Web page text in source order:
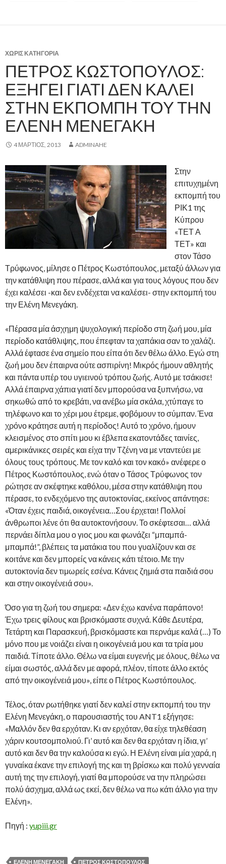
ΧΩΡΊΣ ΚΑΤΗΓΟΡΊΑ
ΠΈΤΡΟΣ ΚΩΣΤΌΠΟΥΛΟΣ:
ΕΞΗΓΕΊ ΓΙΑΤΊ ΔΕΝ ΚΑΛΕΊ
ΣΤΗΝ ΕΚΠΟΜΠΉ ΤΟΥ ΤΗΝ
ΕΛΈΝΗ ΜΕΝΕΓΆΚΗ
4 ΜΆΡΤΙΟΣ, 2013 ADMINAHE
Στην
επιτυχημένη
εκπομπή του
ΡΙΚ1 της
Κύπρου
«ΤΕΤ Α
ΤΕΤ» και
στον Τάσο
Τρύφωνος, μίλησε ο Πέτρος Κωστόπουλος, μεταξύ άλλων για
την κατάθλιψη που πέρασε, αλλά και για τους λόγους που δεν
έχει καλέσει -και δεν ενδέχεται να καλέσει- στην εκπομπή του
την Ελένη Μενεγάκη.
«Πέρασα μία άσχημη ψυχολογική περίοδο στη ζωή μου, μία
περίοδο κατάθλιψης, που έπεφταν τα χαπάκια σαν το χαλάζι.
Αλλά έφτασε ένα σημείο που είπα ότι δεν θέλω άλλο. Εγώ στη
ζωή μου δεν έπαιρνα ούτε ασπιρίνη! Μικρός ήμουν αθλητής
και πάντα υπέρ του υγιεινού τρόπου ζωής. Αυτό με τσάκισε!
Αλλά έπαιρνα χάπια γιατί δεν μπορούσα να ξυπνήσω, να
σηκωθώ από το κρεβάτι, να ανέβω μία σκάλα, χτύπαγε το
τηλέφωνο και το χέρι μου έτρεμε, φοβόμουν το σύμπαν. Ένα
χρόνο κράτησε αυτή η περίοδος! Αυτό το χρόνο, ήμουν
κλεισμένος στο σπίτι μου κι έβλεπα εκατοντάδες ταινίες,
αμερικάνικες σειρές και είχα την Τζένη να με νταντεύει με
όλους τους τρόπους. Με τον καλό και τον κακό» ανέφερε ο
Πέτρος Κωστόπουλος, ενώ όταν ο Τάσος Τρύφωνος τον
ρώτησε αν σκέφτηκε καθόλου, μέσα στην κατάθλιψη που
πέρασε, το ενδεχόμενο της αυτοκτονίας, εκείνος απάντησε:
«Όταν έχεις παιδιά, οικογένεια…Σου έρχεται! Πολλοί
άνθρωποι λένε ότι θα αυτοκτονήσουν. Το σκέφτεσαι… αλλά
περνάει δίπλα μου ο γιος μου και φωνάζει “μπαμπά-
μπαμπά!”, βλέπεις τα ματάκια του που γυαλίζουν και σε
κοιτάνε και δεν μπορείς να κάνεις κάτι τέτοιο. Με την
αυτοκτονία δεν τιμωρείς εσένα. Κάνεις ζημιά στα παιδιά σου
και στην οικογένειά σου».
Όσο για τη ζωή του σημερα: «Δεν έχω κανένα παράπονο!
Έχω τρεις φίλους και βρισκόμαστε συχνά. Κάθε Δευτέρα,
Τετάρτη και Παρασκευή, βρισκόμαστε και περνάμε καλά (…) Το
μόνο που με νοιάζει είναι η οικογένειά μου και τα τρία μου
παιδιά. Τίποτε άλλο. Θέλω να είμαι ευγενής με όλους, θέλω να
είμαι σωστός, αλλά δεν με αφορά, πλέον, τίποτε άλλο εκτός
από την οικογένειά μου», είπε ο Πέτρος Κωστόπουλος.
Τέλος, όταν ρωτήθηκε γιατί δεν καλεί στην εκπομπή του την
Ελένη Μενεγάκη, ο παρουσιαστής του ANT1 εξήγησε:
«Μαλλόν δεν θα ερχόταν. Κι αν ερχόταν, θα είχε τηλεθέαση
χάριν κουτσομπολιού. Γι’ αυτό και δεν θα ερχόταν η ίδια, γι’
αυτό και δεν θα την καλούσα κι εγώ. Η Ελένη είναι μία χαρά, η
γυναίκα έκανε την επιλογή της και τη βρίσκω και πολύ γενναία
αυτή της την επιλογή, γιατί θα μπορούσε να την πληρώσει
πολύ άσχημα, αλλά ως εκεί, δεν θέλω να πω κάτι άλλο για την
Ελένη».
Πηγή : yupiii.gr
ΕΛΈΝΗ ΜΕΝΕΓΆΚΗ ΠΈΤΡΟΣ ΚΩΣΤΌΠΟΥΛΟΣ